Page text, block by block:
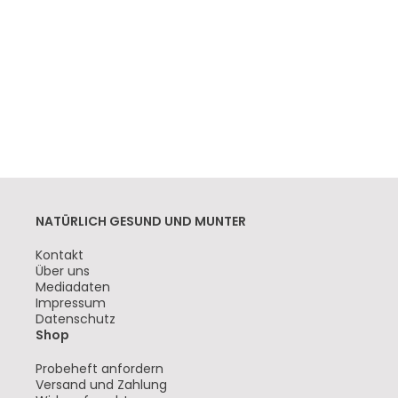
NATÜRLICH GESUND UND MUNTER
Navigation
überspringen
Kontakt
Über uns
Mediadaten
Impressum
Datenschutz
Shop
Navigation
überspringen
Probeheft anfordern
Versand und Zahlung